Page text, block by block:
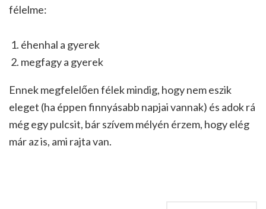
félelme:
éhenhal a gyerek
megfagy a gyerek
Ennek megfelelően félek mindig, hogy nem eszik
eleget (ha éppen finnyásabb napjai vannak) és adok rá
még egy pulcsit, bár szívem mélyén érzem, hogy elég
már az is, ami rajta van.